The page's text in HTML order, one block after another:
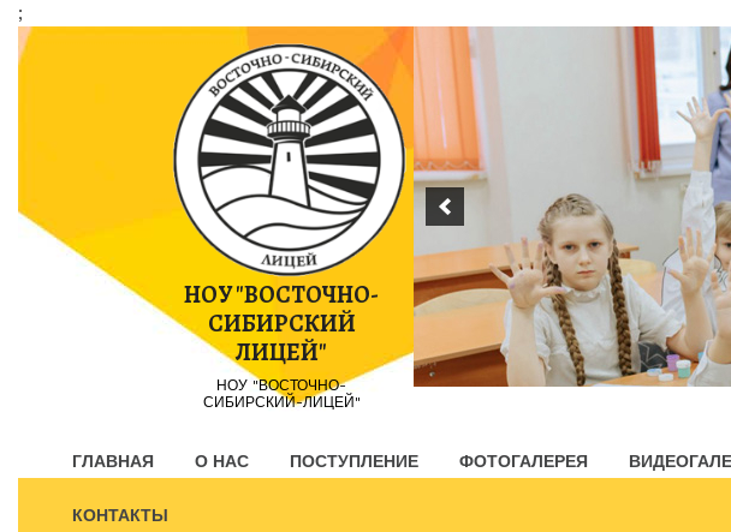
;
Пропустить
контент
НОУ "ВОСТОЧНО-
СИБИРСКИЙ
ЛИЦЕЙ"
НОУ "ВОСТОЧНО-
СИБИРСКИЙ-ЛИЦЕЙ"
ГЛАВНАЯ О НАС ПОСТУПЛЕНИЕ ФОТОГАЛЕРЕЯ
КОНТАКТЫ